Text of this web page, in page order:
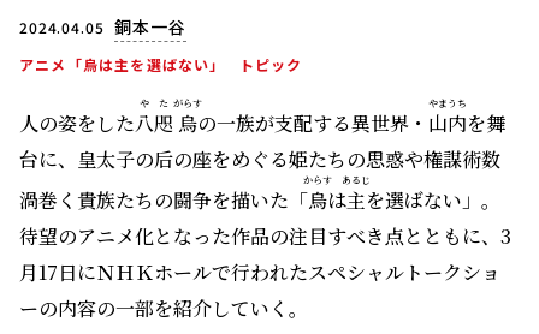
2024.04.05 銅本一谷
アニメ「烏は主を選ばない」 トピック
人の姿をした八咫
やた
烏
がらす
の一族が支配する異世界・ 山内
やまうち
を舞
台に、皇太子の后の座をめぐる姫たちの思惑や権謀術数
渦巻く貴族たちの闘争を描いた「烏
からす
は主
あるじ
を選ばない」。
待望のアニメ化となった作品の注目すべき点とともに、3
月17日にＮＨＫホールで行われたスペシャルトークショ
ーの内容の一部を紹介していく。